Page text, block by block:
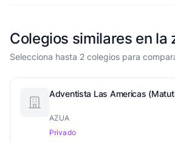
Colegios similares en la
Selecciona hasta 2 colegios para
Adventista Las Americas
AZUA
Privado